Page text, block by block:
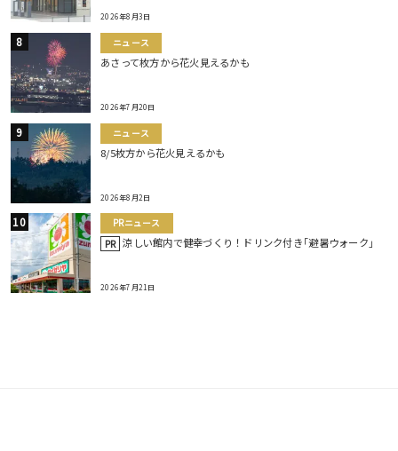
2026年8月3日
ニュース
あさって枚方から花火見えるかも
2026年7月20日
ニュース
8/5枚方から花火見えるかも
2026年8月2日
PRニュース
PR 涼しい館内で健幸づくり！ドリンク付き｢避暑ウォーク｣
2026年7月21日